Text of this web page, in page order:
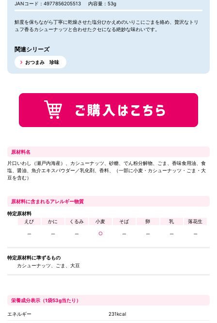
JANコード：4977856205513 内容量：53g
鮮度を保ちながら丁寧に乾燥させた塩分ひかえめのいりこにごまを絡め、贅沢なトリ
ュフ香るカシューナッツと合わせたクセになる絶妙な味わいです。
関連シリーズ
おつまみ 珍味
原材料名
片口いわし（瀬戸内海産）、カシューナッツ、砂糖、でん粉分解物、ごま、香味食用油、食
塩、醤油、魚介エキスパウダー／乳化剤、香料、（一部に小麦・カシューナッツ・ごま・大
豆を含む）
原材料に含まれるアレルギー物質
特定原材料
えび
─
かに
─
くるみ
─
小麦
○
そば
─
卵
─
乳
─
落花生
─
特定原材料に準ずるもの
カシューナッツ、ごま、大豆
栄養成分表示（1袋53g当たり）
エネルギー 231kcal